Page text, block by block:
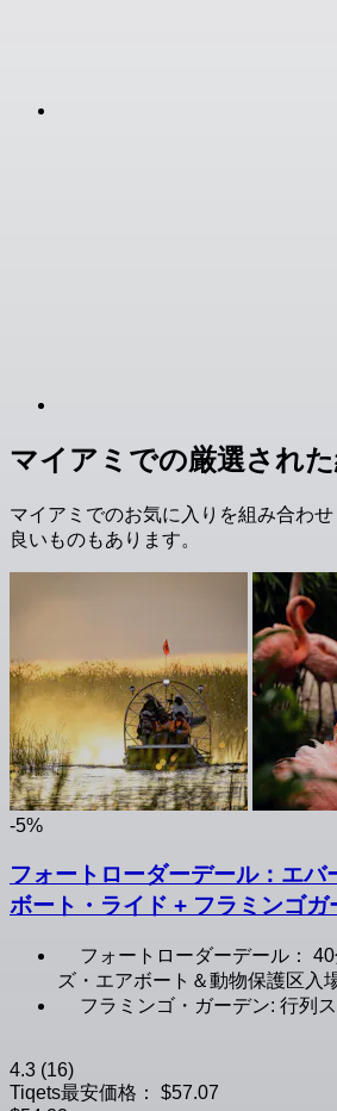
マイアミでの厳選され
マイアミでのお気に入りを組み合わ
良いものもあります。
-5%
フォートローダーデール：エバ
ボート・ライド + フラミンゴガ
フォートローダーデール：
ズ・エアボート＆動物保護区入
フラミンゴ・ガーデン: 行列
4.3 (16)
Tiqets最安価格：
$57.07